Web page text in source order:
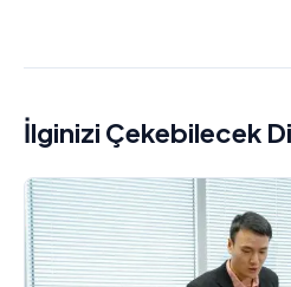
İlginizi Çekebilecek